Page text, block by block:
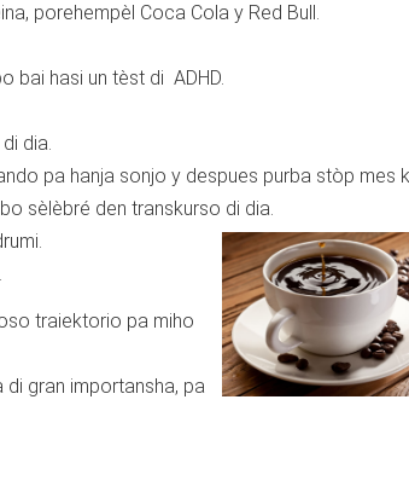
porehempèl Coca Cola y Red Bull.
bai hasi un tèst di ADHD.
dia.
pa hanja sonjo y despues purba stòp mes
sèlèbré den transkurso di dia.
traiektorio pa miho
gran importansha, pa